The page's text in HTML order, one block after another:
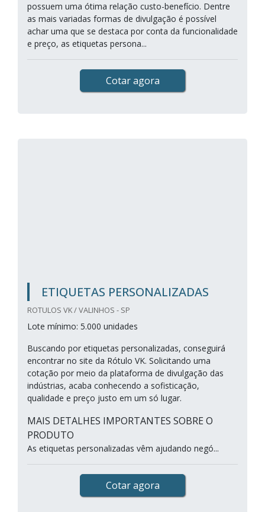
possuem uma ótima relação custo-benefício. Dentre
as mais variadas formas de divulgação é possível
achar uma que se destaca por conta da funcionalidade
e preço, as etiquetas persona...
Cotar agora
ETIQUETAS PERSONALIZADAS
ROTULOS VK / VALINHOS - SP
Lote mínimo: 5.000 unidades
Buscando por etiquetas personalizadas, conseguirá
encontrar no site da Rótulo VK. Solicitando uma
cotação por meio da plataforma de divulgação das
indústrias, acaba conhecendo a sofisticação,
qualidade e preço justo em um só lugar.
MAIS DETALHES IMPORTANTES SOBRE O
PRODUTO
As etiquetas personalizadas vêm ajudando negó...
Cotar agora